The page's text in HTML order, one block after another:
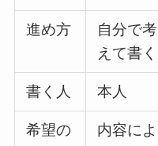
進め方
自分で考
えて書く
書く人 本人
希望の
内容によ